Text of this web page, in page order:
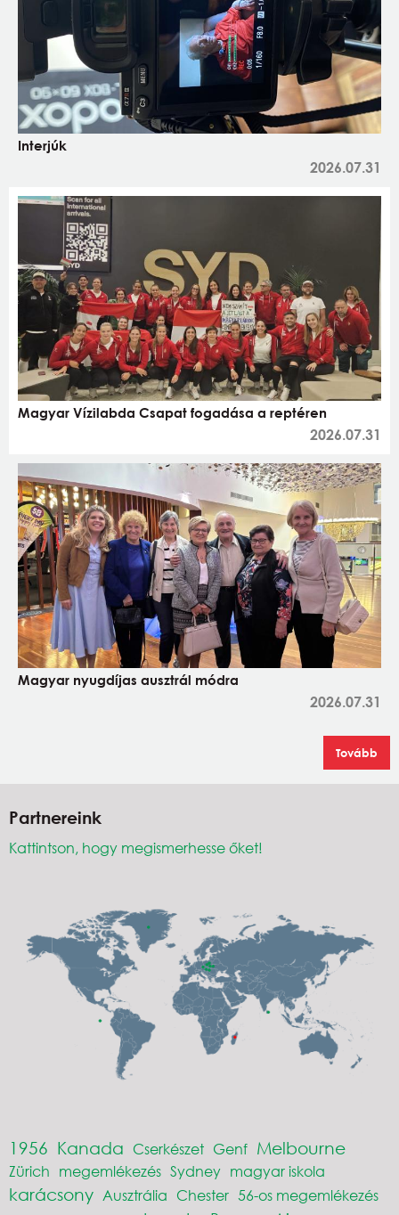
Interjúk
2026.07.31
Magyar Vízilabda Csapat fogadása a reptéren
2026.07.31
Magyar nyugdíjas ausztrál módra
2026.07.31
Tovább
Partnereink
Kattintson, hogy megismerhesse őket!
1956 Kanada Cserkészet Genf Melbourne
Zürich megemlékezés Sydney magyar iskola
karácsony Ausztrália Chester 56-os megemlékezés